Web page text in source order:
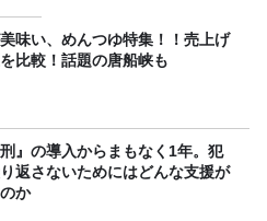
味い、めんつゆ特集！！売上げ
比較！話題の唐船峡も
刑』の導入からまもなく1年。犯
返さないためにはどんな支援が
か